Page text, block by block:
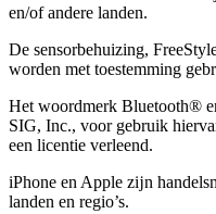
en/of andere landen.
De sensorbehuizing,
worden met toestemming
Het woordmerk Bluetooth®
SIG, Inc., voor gebruik
een licentie verleend.
iPhone en Apple zĳn
landen en regio’s.